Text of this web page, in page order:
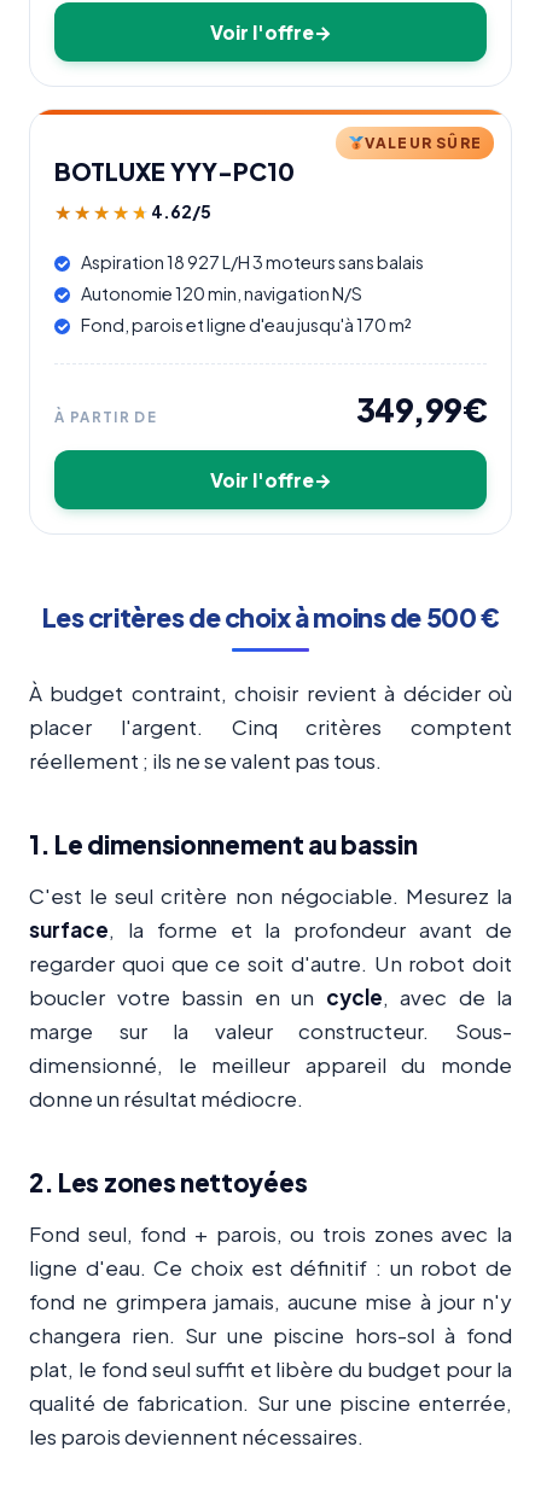
Voir l'offre
VALEUR SÛRE
BOTLUXE YYY-PC10
★★★★★
★★★★★ 4.62/5
Aspiration 18 927 L/H 3 moteurs sans balais
Autonomie 120 min, navigation N/S
Fond, parois et ligne d'eau jusqu'à 170 m²
À PARTIR DE 349,99€
Voir l'offre
Les critères de choix à moins de 500 €
À budget contraint, choisir revient à décider où
placer l'argent. Cinq critères comptent
réellement ; ils ne se valent pas tous.
1. Le dimensionnement au bassin
C'est le seul critère non négociable. Mesurez la
surface, la forme et la profondeur avant de
regarder quoi que ce soit d'autre. Un robot doit
boucler votre bassin en un cycle, avec de la
marge sur la valeur constructeur. Sous-
dimensionné, le meilleur appareil du monde
donne un résultat médiocre.
2. Les zones nettoyées
Fond seul, fond + parois, ou trois zones avec la
ligne d'eau. Ce choix est définitif : un robot de
fond ne grimpera jamais, aucune mise à jour n'y
changera rien. Sur une piscine hors-sol à fond
plat, le fond seul suffit et libère du budget pour la
qualité de fabrication. Sur une piscine enterrée,
les parois deviennent nécessaires.